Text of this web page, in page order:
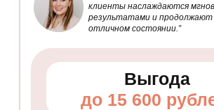
клиенты наслаждаются
результатами и продолжают
отличном состоянии.”
Выгода
до 15 600